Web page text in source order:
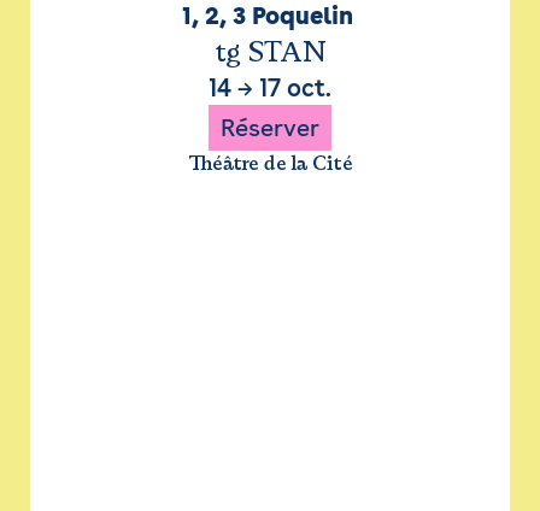
1, 2, 3 Poquelin
tg STAN
14 → 17 oct.
Réserver
Théâtre de la Cité